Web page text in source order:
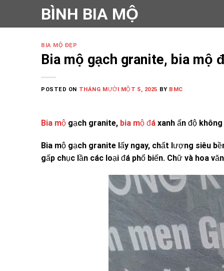
content
BÌNH BIA MỘ
BIA MỘ ĐẸP
Bia mộ gạch granite, bia mộ
POSTED ON THÁNG MƯỜI MỘT 5, 2025 BY BMC
Bia mộ gạch granite, bia mộ đá xanh ấn độ
Bia mộ gạch granite lấy ngay, chất lượng siêu
gấp chục lần các loại đá phổ biến. Chữ và hoa